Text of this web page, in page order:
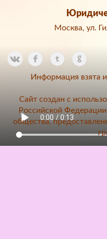
Москва, ул.
Информация взята
Сайт создан с
Российской
общества,